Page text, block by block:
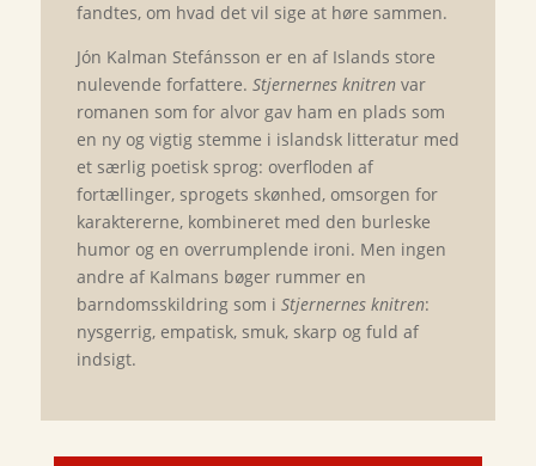
fandtes, om hvad det vil sige at høre sammen.
Jón Kalman Stefánsson er en af Islands store
nulevende forfattere. Stjernernes knitrenvar
romanen som for alvor gav ham en plads som
en ny og vigtig stemme i islandsk litteratur med
et særlig poe­tisk sprog: overfloden af
fortællinger, sprogets skønhed, omsorgen for
karaktererne, kombineret med den burleske
humor og en overrumplende ironi. Men ingen
andre af Kalmans bøger rummer en
barndomsskildring som i Stjernernes knitren:
nysgerrig, empatisk, smuk, skarp og fuld af
indsigt.